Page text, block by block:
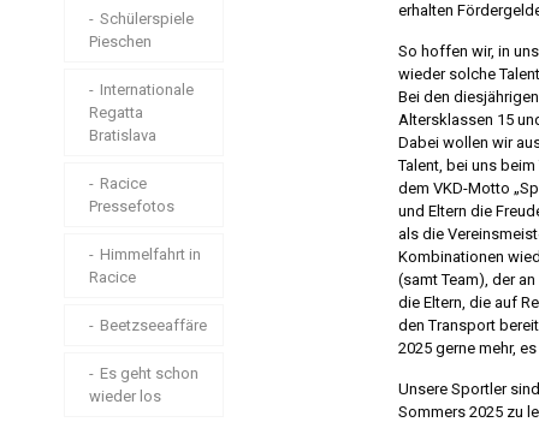
erhalten
So hoffen wir, in
wieder solche
Bei den
Altersklassen 15
Dabei wollen wir
Talent, bei uns
dem VKD-Motto
und Eltern die
als die
Kombinationen
(samt Team), der
die Eltern, die auf
den Transport
2025 gerne mehr,
Unsere Sportler
Sommers 2025 zu
Wind in
Zinnwald
Himmelfahrt
Friedersdorf
Die Lütten in
Brrrrrandenburg
Landesmeisterschaft
zu Ostern im VKD
Schülerspiele
Pieschen
Internationale
Regatta
Bratislava
Racice
Pressefotos
Himmelfahrt in
Racice
Beetzseeaffäre
Es geht schon
wieder los